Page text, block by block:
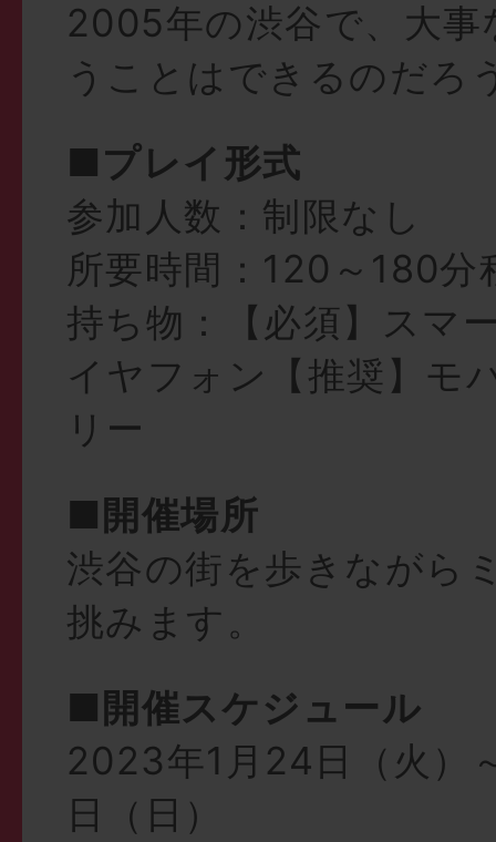
2005年の渋谷で、大事
うことはできるのだろ
■プレイ形式
参加人数：制限なし
所要時間：120～180分
持ち物：【必須】スマ
イヤフォン【推奨】モ
リー
■開催場所
渋谷の街を歩きながら
挑みます。
■開催スケジュール
2023年1月24日（火）
日（日）